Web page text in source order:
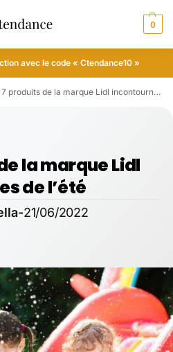
0
avec le code « Ctendance10 »
produits de la marque Lidl incontournables de l’été
la marque Lidl
de l’été
21/06/2022